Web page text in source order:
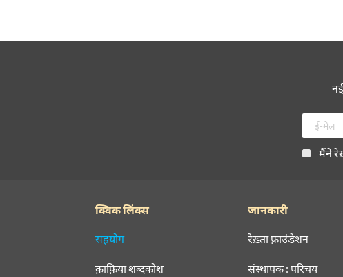
मैंने
क्विक लिंक्स
सहयोग
क़ाफ़िया शब्दकोश
जानकारी
रेख़्ता फ़ाउंडेशन
संस्थापक : परिचय